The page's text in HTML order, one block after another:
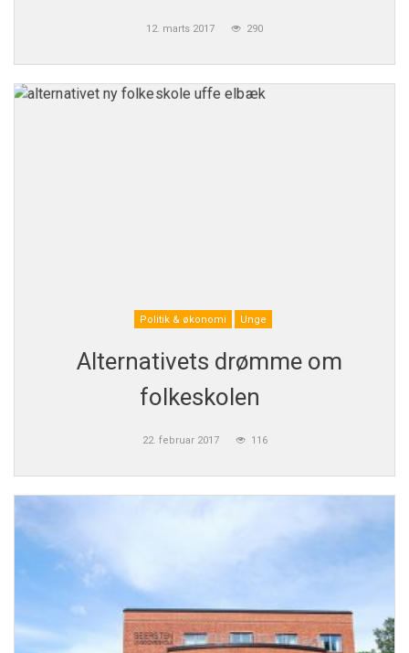
12. marts 2017 290
Politik & økonomi Unge
Alternativets drømme om
folkeskolen
22. februar 2017 116